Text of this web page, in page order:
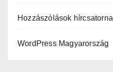
Hozzászólások hírcsatorna
WordPress Magyarország